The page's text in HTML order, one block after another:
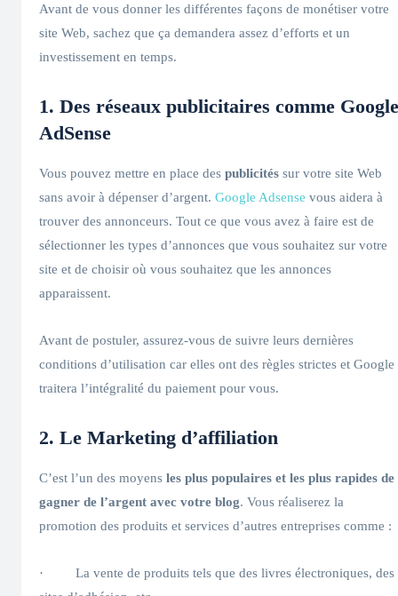
Avant de vous donner les différentes façons de monétiser votre
site Web, sachez que ça demandera assez d’efforts et un
investissement en temps.
1. Des réseaux publicitaires comme Google
AdSense
Vous pouvez mettre en place des publicités sur votre site Web
sans avoir à dépenser d’argent. Google Adsense vous aidera à
trouver des annonceurs. Tout ce que vous avez à faire est de
sélectionner les types d’annonces que vous souhaitez sur votre
site et de choisir où vous souhaitez que les annonces
apparaissent.
Avant de postuler, assurez-vous de suivre leurs dernières
conditions d’utilisation car elles ont des règles strictes et Google
traitera l’intégralité du paiement pour vous.
2. Le Marketing d’affiliation
C’est l’un des moyens les plus populaires et les plus rapides de
gagner de l’argent avec votre blog. Vous réaliserez la
promotion des produits et services d’autres entreprises comme :
· La vente de produits tels que des livres électroniques, des